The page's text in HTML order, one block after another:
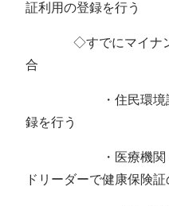
証利用の登録を行う
◇すでにマイナンバ
合
・住民環境課窓
録を行う
・医療機関・薬
ドリーダーで健康保険